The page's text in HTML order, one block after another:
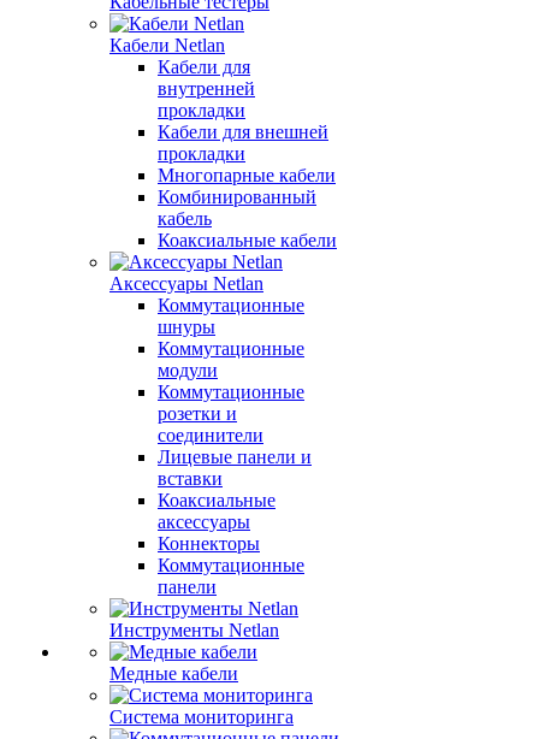
Кабели Netlan
Кабели для
внутренней
прокладки
Кабели для внешней
прокладки
Многопарные кабели
Комбинированный
кабель
Коаксиальные кабели
Аксессуары Netlan
Коммутационные
шнуры
Коммутационные
модули
Коммутационные
розетки и
соединители
Лицевые панели и
вставки
Коаксиальные
аксессуары
Коннекторы
Коммутационные
панели
Инструменты Netlan
Медные кабели
Система мониторинга